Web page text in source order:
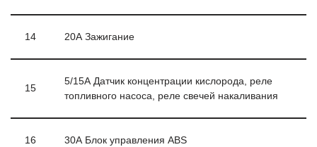
14 20А Зажигание
15
5/15А Датчик концентрации кислорода, реле
топливного насоса, реле свечей накаливания
16 30А Блок управления ABS